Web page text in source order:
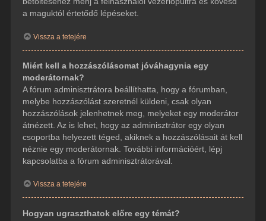
a maguktól értetődő lépéseket.
Vissza a tetejére
Miért kell a hozzászólásomat jóváhagynia egy
moderátornak?
A fórum adminisztrátora beállíthatta, hogy a fórumban,
melybe hozzászólást szeretnél küldeni, csak olyan
hozzászólások jelenhetnek meg, melyeket egy moderátor
átnézett. Az is lehet, hogy az adminisztrátor egy olyan
csoportba helyezett téged, akiknek a hozzászólásait át kell
néznie egy moderátornak. További információért, lépj
kapcsolatba a fórum adminisztrátorával.
Vissza a tetejére
Hogyan ugraszthatok előre egy témát?